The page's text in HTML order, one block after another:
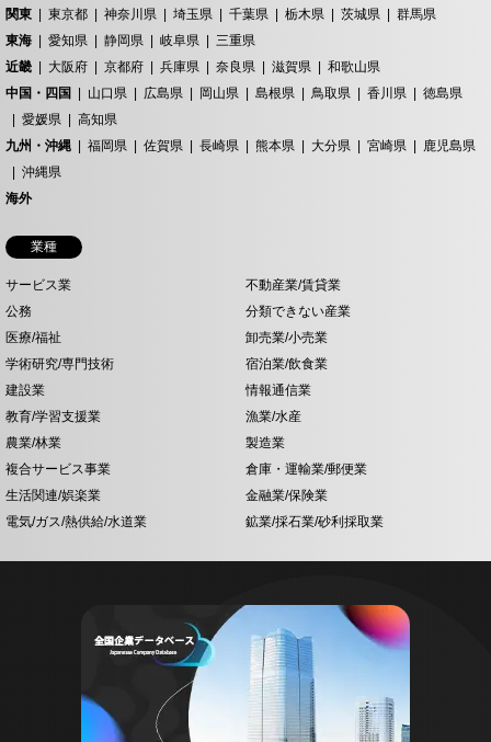
関東
東京都 神奈川県 埼玉県 千葉県 栃木県 茨城県
群馬県
東海
愛知県 静岡県 岐阜県
三重県
近畿
大阪府 京都府 兵庫県 奈良県 滋賀県
和歌山県
中国・四国
山口県 広島県 岡山県 島根県 鳥取県 香川県
徳島県
愛媛県
高知県
九州・沖縄
福岡県 佐賀県 長崎県 熊本県 大分県 宮崎県
鹿児島県
沖縄県
海外
業種
サービス業
不動産業/賃貸業
公務
分類できない産業
医療/福祉
卸売業/小売業
学術研究/専門技術
宿泊業/飲食業
建設業
情報通信業
教育/学習支援業
漁業/水産
農業/林業
製造業
複合サービス事業
倉庫・運輸業/郵便業
生活関連/娯楽業
金融業/保険業
電気/ガス/熱供給/水道業
鉱業/採石業/砂利採取業